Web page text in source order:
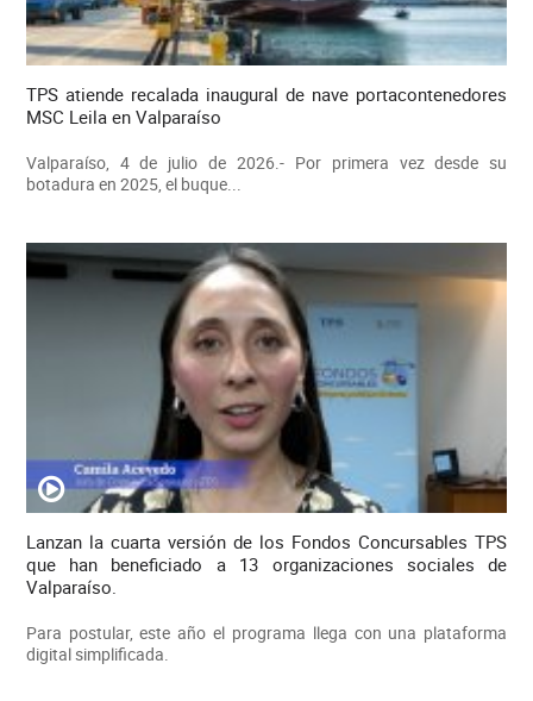
TPS atiende recalada inaugural de nave portacontenedores
MSC Leila en Valparaíso
Valparaíso, 4 de julio de 2026.- Por primera vez desde su
botadura en 2025, el buque...
Lanzan la cuarta versión de los Fondos Concursables TPS
que han beneficiado a 13 organizaciones sociales de
Valparaíso.
Para postular, este año el programa llega con una plataforma
digital simplificada.